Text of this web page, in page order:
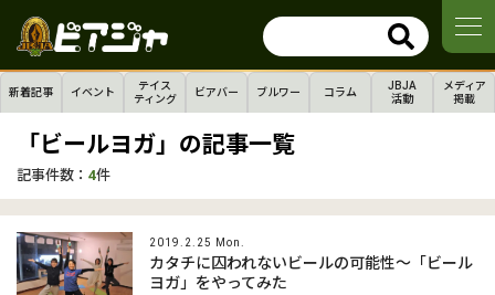
新着記事 イベント
テイス
ティング
ビアバー ブルワー コラム
JBJA
活動
メディア
掲載
「ビールヨガ」の記事一覧
記事件数： 4件
2019.2.25 Mon.
カタチに囚われないビールの可能性～「ビール
ヨガ」をやってみた